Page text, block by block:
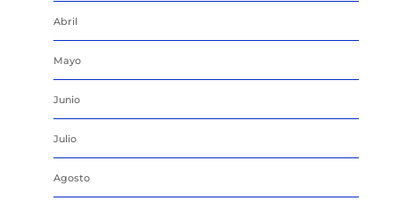
Abril
Mayo
Junio
Julio
Agosto